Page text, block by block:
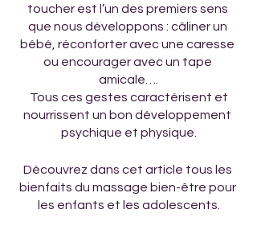
toucher est l’un des premiers sens
que nous développons : câliner un
bébé, réconforter avec une caresse
ou encourager avec un tape
amicale….
nourrissent un bon développement
psychique et physique.
Découvrez dans cet article tous les
bienfaits du massage bien-être pour
les enfants et les adolescents.